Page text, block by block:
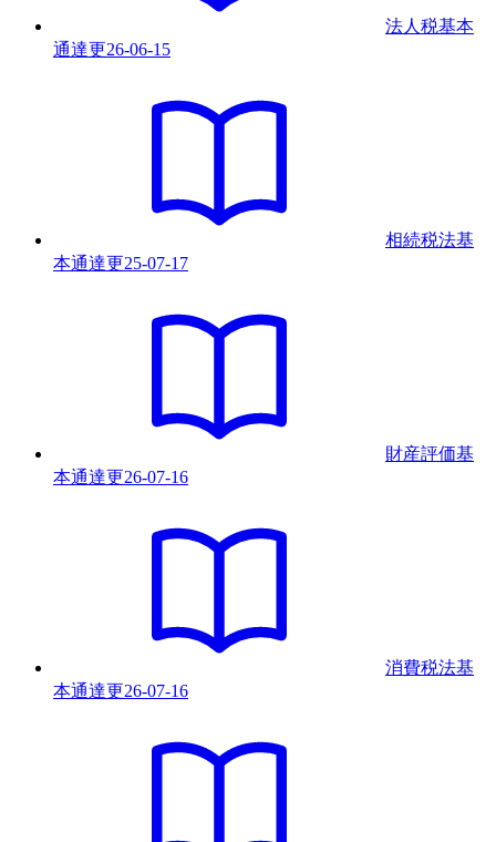
法人税基本
通達更26-06-15
相続税法基
本通達更25-07-17
財産評価基
本通達更26-07-16
消費税法基
本通達更26-07-16